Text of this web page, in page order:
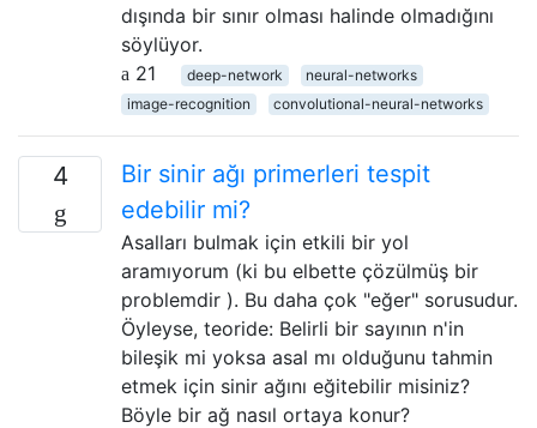
dışında bir sınır olması halinde olmadığını
söylüyor.
21
deep-network
neural-networks
image-recognition
convolutional-neural-networks
4
Bir sinir ağı primerleri tespit
edebilir mi?
Asalları bulmak için etkili bir yol
aramıyorum (ki bu elbette çözülmüş bir
problemdir ). Bu daha çok "eğer" sorusudur.
Öyleyse, teoride: Belirli bir sayının n'in
bileşik mi yoksa asal mı olduğunu tahmin
etmek için sinir ağını eğitebilir misiniz?
Böyle bir ağ nasıl ortaya konur?